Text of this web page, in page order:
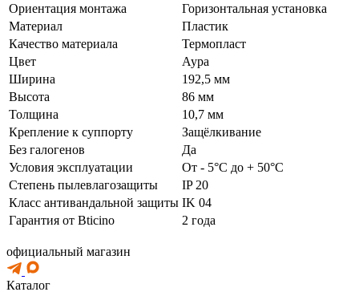
Ориентация монтажа
Горизонтальная установка
Материал
Пластик
Качество материала
Термопласт
Цвет
Аура
Ширина
192,5 мм
Высота
86 мм
Толщина
10,7 мм
Крепление к суппорту
Защёлкивание
Без галогенов
Да
Условия эксплуатации
От - 5°C до + 50°C
Степень пылевлагозащиты
IP 20
Класс антивандальной защиты IK 04
Гарантия от Bticino
2 года
официальный магазин
Каталог